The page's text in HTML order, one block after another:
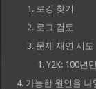
로깅 찾기
로그 검토
문제 재연 시도
Y2K: 100년
가능한 원인을 나